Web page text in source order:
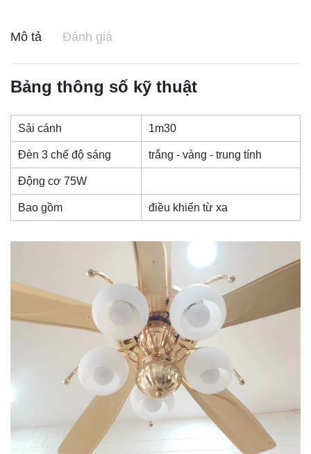
Mô tả Đánh giá
Bảng thông số kỹ thuật
Sải cánh 1m30
Đèn 3 chế độ sáng trắng - vàng - trung tính
Động cơ 75W
Bao gồm điều khiển từ xa